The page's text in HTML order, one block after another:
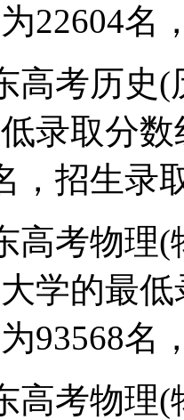
22604名
高考历史
录取分
，招生录
高考物理
学的最
93568名
高考物理